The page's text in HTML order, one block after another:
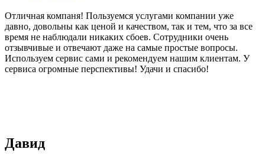
Отличная компаня! Пользуемся услугами компании уже
давно, довольны как ценой и качеством, так и тем, что за все
время не наблюдали никаких сбоев. Сотрудники очень
отзывчивые и отвечают даже на самые простые вопросы.
Используем сервис сами и рекомендуем нашим клиентам. У
сервиса огромные перспективы! Удачи и спасибо!
Давид